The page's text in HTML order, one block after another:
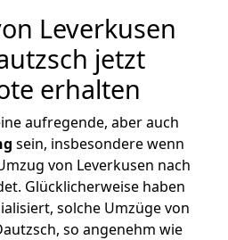
Leverkusen
jetzt
erhalten
aufregende, aber auch
sein, insbesondere wenn
von Leverkusen nach
Glücklicherweise haben
solche Umzüge von
so angenehm wie